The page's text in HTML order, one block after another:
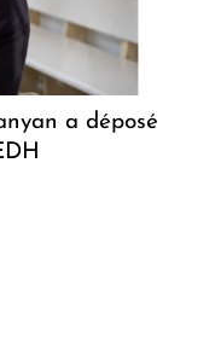
a déposé